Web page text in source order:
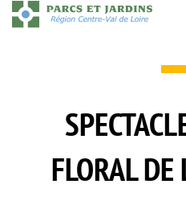
Aller
au
FLORAL DE